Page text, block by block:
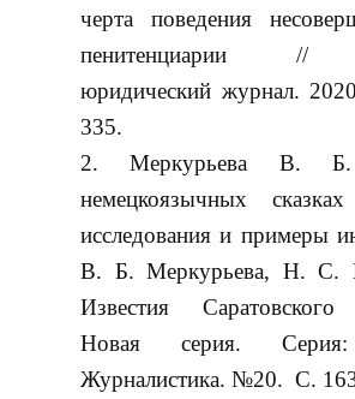
черта поведения
пенитенциарии //
юридический журнал.
335.
Меркурьева В.
немецкоязычных сказках
исследования и примеры
В. Б. Меркурьева, Н. С.
Известия Саратовского
Новая серия. Серия:
Журналистика. №20. С.